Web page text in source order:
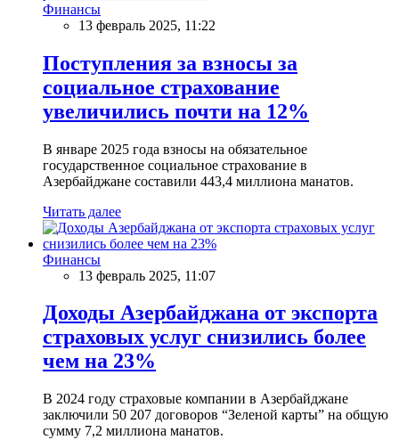
Финансы
13 февраль 2025, 11:22
Поступления за взносы за
социальное страхование
увеличились почти на 12%
В январе 2025 года взносы на обязательное
государственное социальное страхование в
Азербайджане составили 443,4 миллиона манатов.
Читать далее
Финансы
13 февраль 2025, 11:07
Доходы Азербайджана от экспорта
страховых услуг снизились более
чем на 23%
В 2024 году страховые компании в Азербайджане
заключили 50 207 договоров “Зеленой карты” на общую
сумму 7,2 миллиона манатов.